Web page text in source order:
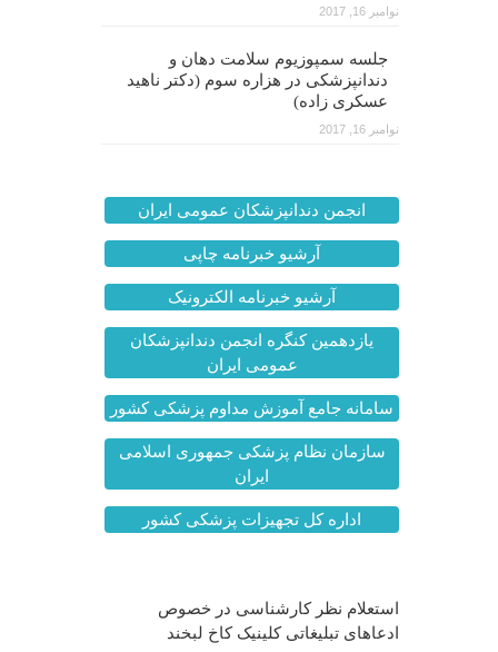
نوامبر 16, 2017
جلسه سمپوزیوم سلامت دهان و
دندانپزشکی در هزاره سوم (دکتر ناهید
عسکری زاده)
نوامبر 16, 2017
انجمن دندانپزشکان عمومی ایران
آرشیو خبرنامه چاپی
آرشیو خبرنامه الکترونیک
یازدهمین کنگره انجمن دندانپزشکان
عمومی ایران
سامانه جامع آموزش مداوم پزشکی کشور
سازمان نظام پزشکی جمهوری اسلامی
ایران
اداره کل تجهیزات پزشکی کشور
استعلام نظر کارشناسی در خصوص
ادعاهای تبلیغاتی کلینیک کاخ لبخند